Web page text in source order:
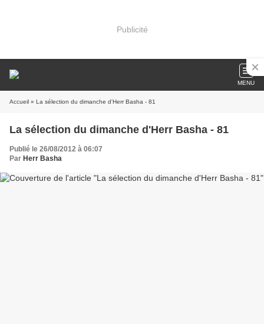
Publicité
MENU
Accueil » La sélection du dimanche d'Herr Basha - 81
La sélection du dimanche d'Herr Basha - 81
Publié le 26/08/2012 à 06:07
Par Herr Basha